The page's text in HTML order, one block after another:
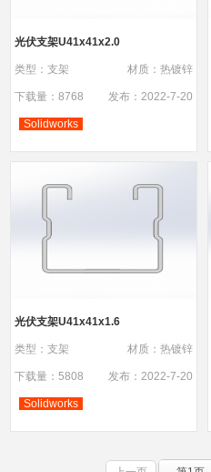
光伏支架U41x41x2.0
类型：支架 材质：热镀锌
下载量：8768 发布：2022-7-20
Solidworks
光伏支架U41x41x1.6
类型：支架 材质：热镀锌
下载量：5808 发布：2022-7-20
Solidworks